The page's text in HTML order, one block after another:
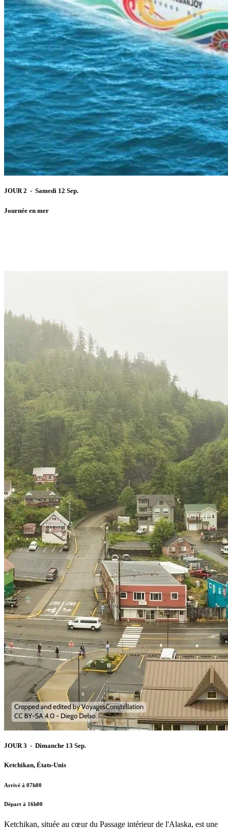
JOUR 2 - Samedi 12 Sep.
Journée en mer
JOUR 3 - Dimanche 13 Sep.
Ketchikan, États-Unis
Arrivé à 07h00
Départ à 16h00
Ketchikan, située au cœur du Passage intérieur de l'Alaska, est une